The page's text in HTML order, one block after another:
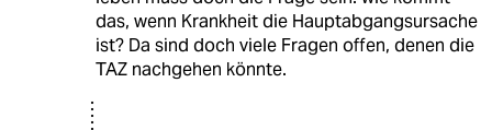
das, wenn Krankheit die Hauptabgangsursache
ist? Da sind doch viele Fragen offen, denen die
TAZ nachgehen könnte.